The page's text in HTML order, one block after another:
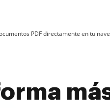
PDF directamente en tu